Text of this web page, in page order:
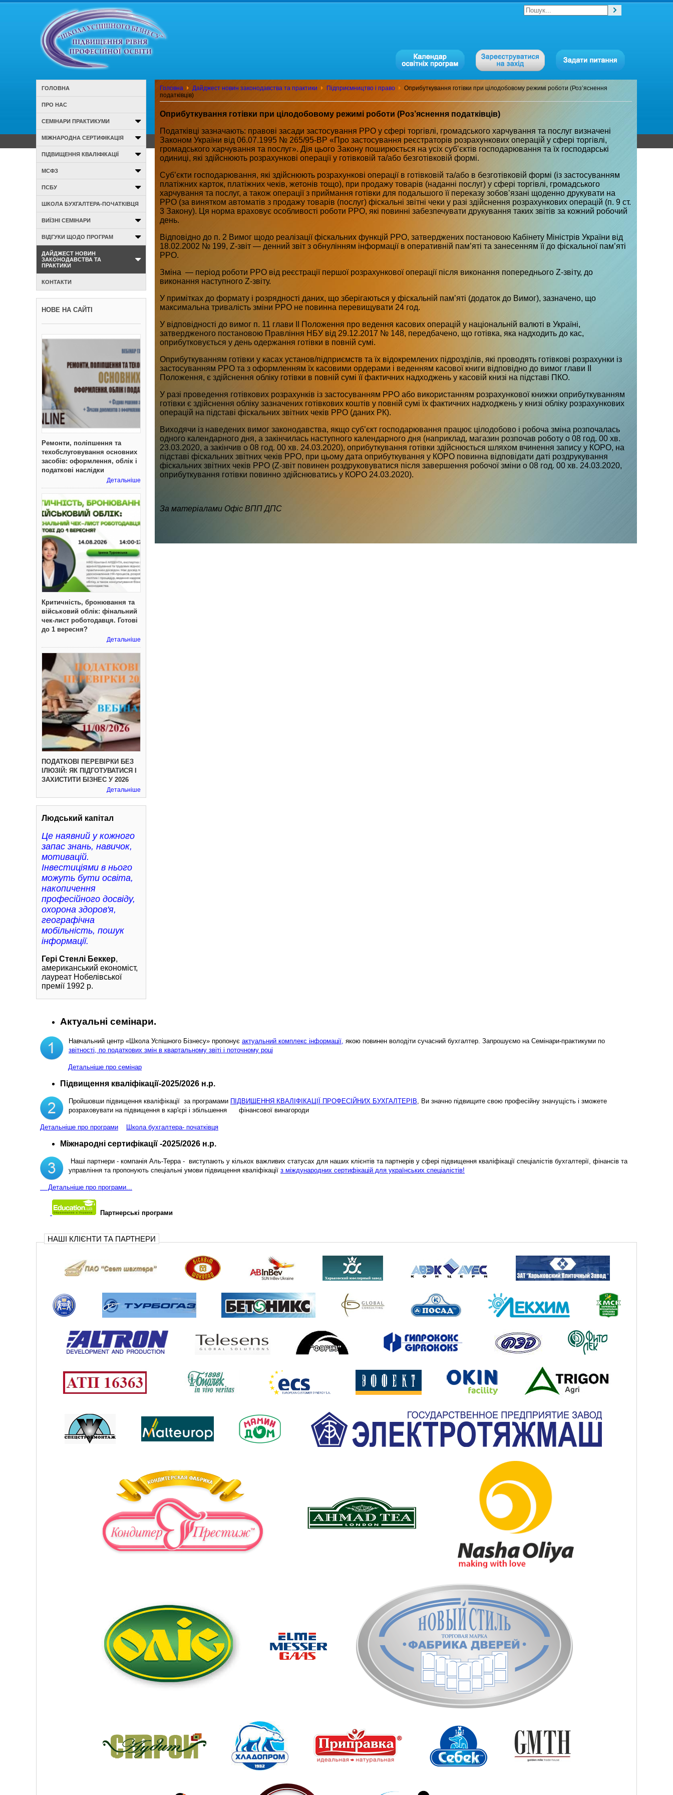
Головна Дайджест новин законодавства та практики Підприємництво і право
Оприбуткування готівки при цілодобовому режимі роботи (Роз’яснення
податківців)
Оприбуткування готівки при цілодобовому режимі роботи (Роз’яснення податківців)
Податківці зазначають: правові засади застосування РРО у сфері торгівлі, громадського харчування та послуг визначені
Законом України від 06.07.1995 № 265/95-ВР «Про застосування реєстраторів розрахункових операцій у сфері торгівлі,
громадського харчування та послуг». Дія цього Закону поширюється на усіх суб’єктів господарювання та їх господарські
одиниці, які здійснюють розрахункові операції у готівковій та/або безготівковій формі.
Суб’єкти господарювання, які здійснюють розрахункові операції в готівковій та/або в безготівковій формі (із застосуванням
платіжних карток, платіжних чеків, жетонів тощо), при продажу товарів (наданні послуг) у сфері торгівлі, громадського
харчування та послуг, а також операції з приймання готівки для подальшого її переказу зобов’язані щоденно друкувати на
РРО (за винятком автоматів з продажу товарів (послуг) фіскальні звітні чеки у разі здійснення розрахункових операцій (п. 9 ст.
3 Закону). Ця норма враховує особливості роботи РРО, які повинні забезпечувати друкування таких звітів за кожний робочий
день.
Відповідно до п. 2 Вимог щодо реалізації фіскальних функцій РРО, затверджених постановою Кабінету Міністрів України від
18.02.2002 № 199, Z-звіт — денний звіт з обнулінням інформації в оперативній пам’яті та занесенням її до фіскальної пам’яті
РРО.
Зміна — період роботи РРО від реєстрації першої розрахункової операції після виконання попереднього Z-звіту, до
виконання наступного Z-звіту.
У примітках до формату і розрядності даних, що зберігаються у фіскальній пам’яті (додаток до Вимог), зазначено, що
максимальна тривалість зміни РРО не повинна перевищувати 24 год.
У відповідності до вимог п. 11 глави II Положення про ведення касових операцій у національній валюті в Україні,
затвердженого постановою Правління НБУ від 29.12.2017 № 148, передбачено, що готівка, яка надходить до кас,
оприбутковується у день одержання готівки в повній сумі.
Оприбуткуванням готівки у касах установ/підприємств та їх відокремлених підрозділів, які проводять готівкові розрахунки із
застосуванням РРО та з оформленням їх касовими ордерами і веденням касової книги відповідно до вимог глави II
Положення, є здійснення обліку готівки в повній сумі її фактичних надходжень у касовій книзі на підставі ПКО.
У разі проведення готівкових розрахунків із застосуванням РРО або використанням розрахункової книжки оприбуткуванням
готівки є здійснення обліку зазначених готівкових коштів у повній сумі їх фактичних надходжень у книзі обліку розрахункових
операцій на підставі фіскальних звітних чеків РРО (даних РК).
Виходячи із наведених вимог законодавства, якщо суб’єкт господарювання працює цілодобово і робоча зміна розпочалась
одного календарного дня, а закінчилась наступного календарного дня (наприклад, магазин розпочав роботу о 08 год. 00 хв.
23.03.2020, а закінчив о 08 год. 00 хв. 24.03.2020), оприбуткування готівки здійснюється шляхом вчинення запису у КОРО, на
підставі фіскальних звітних чеків РРО, при цьому дата оприбуткування у КОРО повинна відповідати даті роздрукування
фіскальних звітних чеків РРО (Z-звіт повинен роздруковуватися після завершення робочої зміни о 08 год. 00 хв. 24.03.2020,
оприбуткування готівки повинно здійснюватись у КОРО 24.03.2020).
За матеріалами Офіс ВПП ДПС
ГОЛОВНА
ПРО НАС
СЕМІНАРИ ПРАКТИКУМИ
МІЖНАРОДНА СЕРТИФІКАЦІЯ
ПІДВИЩЕННЯ КВАЛІФІКАЦІЇ
МСФЗ
ПСБУ
ШКОЛА БУХГАЛТЕРА-ПОЧАТКІВЦЯ
ВИЇЗНІ СЕМІНАРИ
ВІДГУКИ ЩОДО ПРОГРАМ
ДАЙДЖЕСТ НОВИН
ЗАКОНОДАВСТВА ТА
ПРАКТИКИ
КОНТАКТИ
НОВЕ НА САЙТІ
Ремонти, поліпшення та
техобслуговування основних
засобів: оформлення, облік і
податкові наслідки
Детальніше
Критичність, бронювання та
військовий облік: фінальний
чек-лист роботодавця. Готові
до 1 вересня?
Детальніше
ПОДАТКОВІ ПЕРЕВІРКИ БЕЗ
ІЛЮЗІЙ: ЯК ПІДГОТУВАТИСЯ І
ЗАХИСТИТИ БІЗНЕС У 2026
Детальніше
Людський капітал
Це наявний у кожного
запас знань, навичок,
мотивацій.
Інвестиціями в нього
можуть бути освіта,
накопичення
професійного досвіду,
охорона здоров'я,
географічна
мобільність, пошук
інформації.
Гері Стенлі Беккер,
американський економіст,
лауреат Нобелівської
премії 1992 р.
Актуальні семінари.
Навчальний центр «Школа Успішного Бізнесу» пропонує актуальний комплекс інформації, якою повинен володіти сучасний бухгалтер. Запрошуємо на Семінари-практикуми по
звітності, по податкових змін в квартальному звіті і поточному році
Детальніше про семінар
Підвищення кваліфікації-2025/2026 н.р.
Пройшовши підвищення кваліфікації за програмами ПІДВИЩЕННЯ КВАЛІФІКАЦІЇ ПРОФЕСІЙНИХ БУХГАЛТЕРІВ, Ви значно підвищите свою професійну значущість і зможете
розраховувати на підвищення в кар'єрі і збільшення фінансової винагороди
Детальніше про програми Школа бухгалтера- початківця
Міжнародні сертифікації -2025/2026 н.р.
Наші партнери - компанія Аль-Терра - виступають у кількох важливих статусах для наших клієнтів та партнерів у сфері підвищення кваліфікації спеціалістів бухгалтерії, фінансів та
управління та пропонують спеціальні умови підвищення кваліфікації з міждународних сертифікацій для українських спеціалістів!
Детальніше про програми...
Партнерські програми
НАШІ КЛІЄНТИ ТА ПАРТНЕРИ